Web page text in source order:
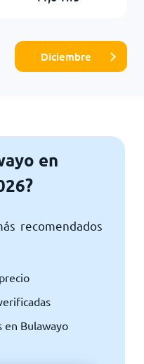
Diciembre
en
recomendados
en Bulawayo